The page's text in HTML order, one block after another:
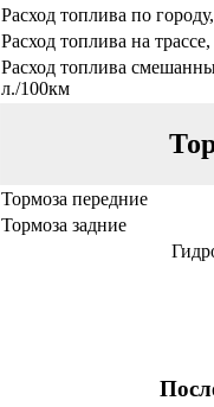
Расход топлива по
Расход топлива на
Расход топлива
л./100км
Тормоза передние
Тормоза задние